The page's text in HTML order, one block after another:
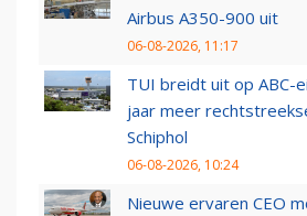
Airbus A350-900 uit
06-08-2026, 11:17
TUI breidt uit op ABC-
jaar meer
Schiphol
06-08-2026, 10:24
Nieuwe ervaren CEO